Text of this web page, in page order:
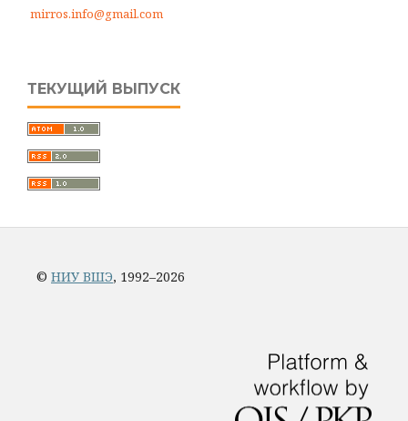
mirros.info@gmail.com
ТЕКУЩИЙ ВЫПУСК
© НИУ ВШЭ, 1992–2026